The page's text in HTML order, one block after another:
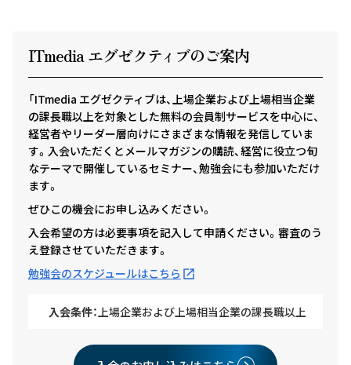
ITmedia エグゼクティ ブのご案内
「ITmedia エグゼクティブは、上場企業および上場相当企業
の課長職以上を対象とした無料の会員制サービスを中心に、
経営者やリーダー層向けにさまざまな情報を発信していま
す。入会いただくとメールマガジンの購読、経営に役立つ旬
なテーマで開催しているセミナー、勉強会にも参加いただけ
ます。
ぜひこの機会にお申し込みください。
入会希望の方は必要事項を記入して申請ください。審査のう
え登録させていただきます。
勉強会のスケジュールはこちら
入会条件：上場企業および上場相当企業の課長職以上